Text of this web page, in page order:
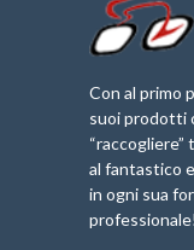
Con al primo
suoi prodotti
al fantastico
in ogni sua
professionale!